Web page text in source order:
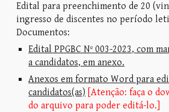
Edital para preenchimento de 20
ingresso de discentes no período
Documentos:
Edital PPGBC Nº 003-2023, com
a candidatos, em anexo.
Anexos em formato Word para
candidatos(as) [Atenção: faça o
do arquivo para poder editá-lo.]